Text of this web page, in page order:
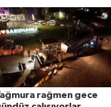
rağmen gece